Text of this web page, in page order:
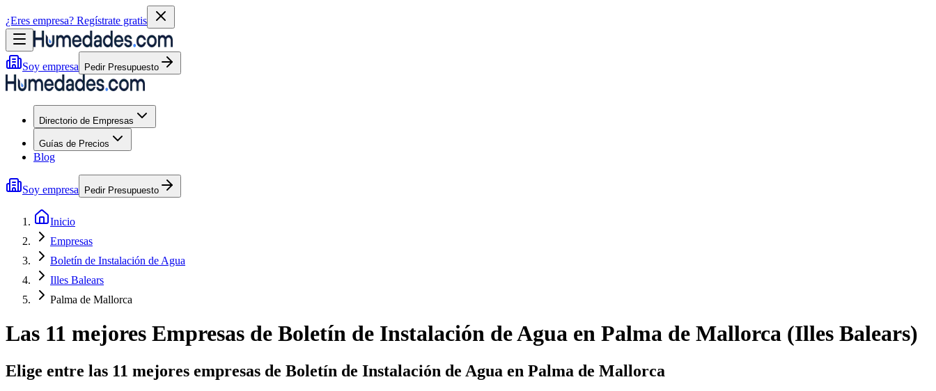
¿Eres empresa? Regístrate gratis
Soy empresa Pedir Presupuesto
Directorio de Empresas
Guías de Precios
Blog
Soy empresa Pedir Presupuesto
Inicio
Empresas
Boletín de Instalación de Agua
Illes Balears
Palma de Mallorca
Las 11 mejores Empresas de Boletín de Instalación de Agua en Palma de Mallorca (Illes Balears)
Elige entre las 11 mejores empresas de Boletín de Instalación de Agua en Palma de Mallorca